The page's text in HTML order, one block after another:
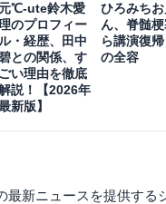
元℃-ute鈴木愛
のプロフィー
・経歴、田中
との関係、す
ごい理由を徹底
説！【2026年
新版】
ひろみち
ん、脊髄
ら講演復
の全容
最新ニュースを提供する